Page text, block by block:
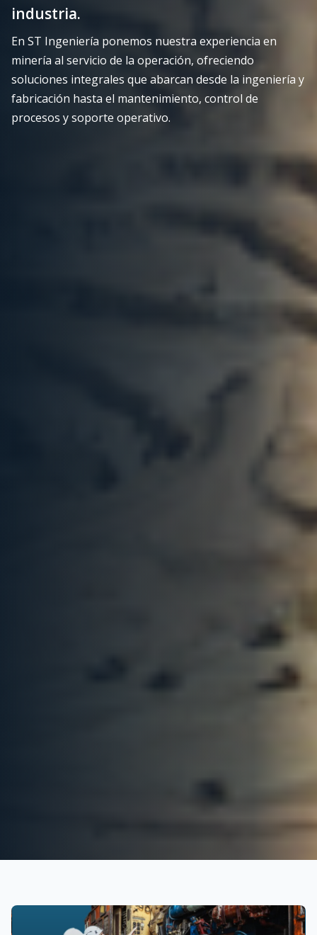
industria.
En ST Ingeniería ponemos nuestra experiencia en
minería al servicio de la operación, ofreciendo
soluciones integrales que abarcan desde la ingeniería y
fabricación hasta el mantenimiento, control de
procesos y soporte operativo.